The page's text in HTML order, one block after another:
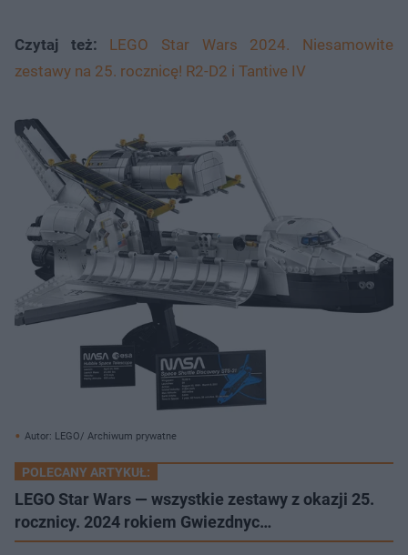
Czytaj też:
LEGO Star Wars 2024. Niesamowite
zestawy na 25. rocznicę! R2-D2 i Tantive IV
Autor: LEGO/ Archiwum prywatne
POLECANY ARTYKUŁ:
LEGO Star Wars — wszystkie zestawy z okazji 25.
rocznicy. 2024 rokiem Gwiezdnyc…